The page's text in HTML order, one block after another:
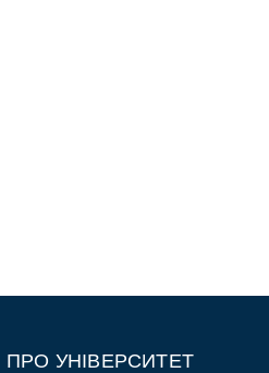
ПРО УНІВЕРСИТЕТ